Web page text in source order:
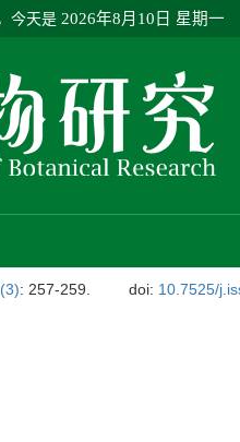
今天是 2026年8月10日 星期一
: 257-259. doi: 10.7525/